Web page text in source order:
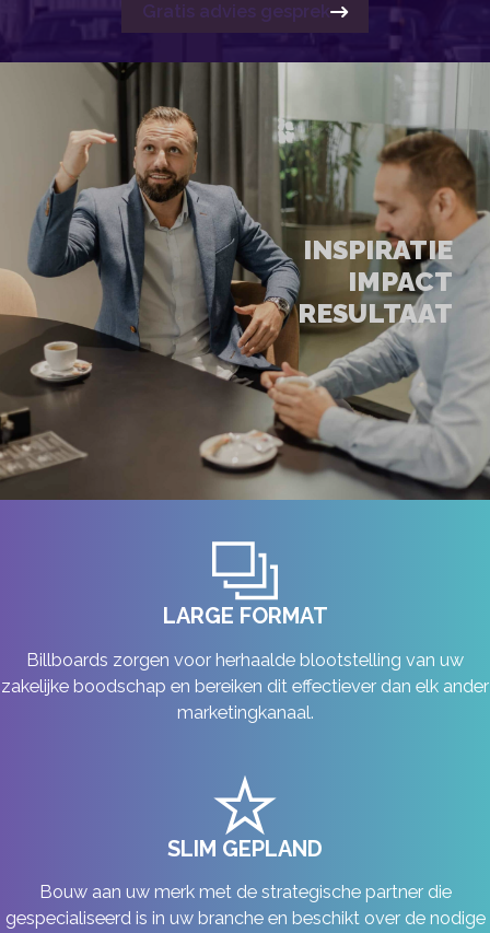
Gratis advies gesprek
INSPIRATIE
IMPACT
RESULTAAT
LARGE FORMAT
Billboards zorgen voor herhaalde blootstelling van uw
zakelijke boodschap en bereiken dit effectiever dan elk ander
marketingkanaal.
SLIM GEPLAND
Bouw aan uw merk met de strategische partner die
gespecialiseerd is in uw branche en beschikt over de nodige